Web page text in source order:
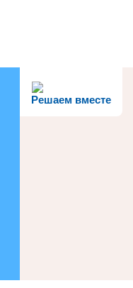
Решаем вместе